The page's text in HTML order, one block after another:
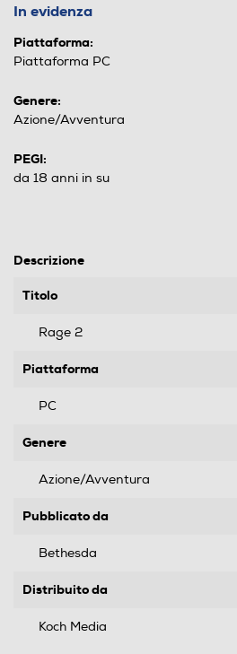
In evidenza
Piattaforma:
Piattaforma PC
Genere:
Azione/Avventura
PEGI:
da 18 anni in su
Descrizione
Titolo
Rage 2
Piattaforma
PC
Genere
Azione/Avventura
Pubblicato da
Bethesda
Distribuito da
Koch Media